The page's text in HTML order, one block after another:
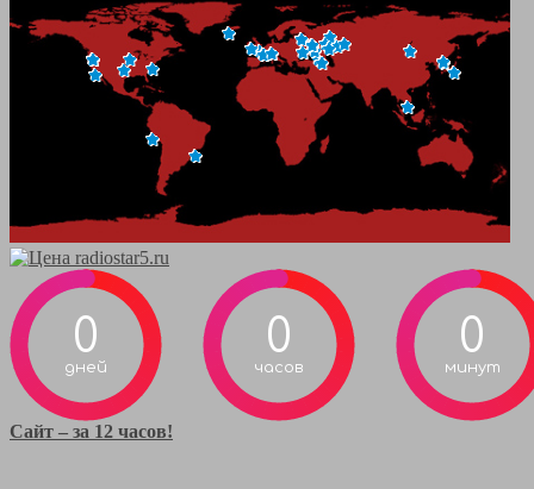
0
дней
0
часов
0
минут
Сайт – за 12 часов!